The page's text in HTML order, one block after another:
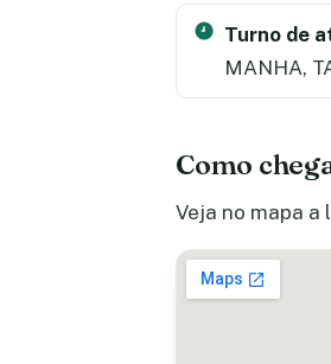
Turno de
MANHA,
Como
Veja no mapa